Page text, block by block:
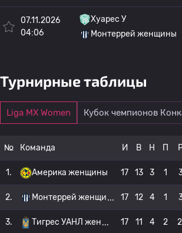
07.11.2026
04:06
Хуарес У
Монтеррей женщины
Турнирные таблицы
Liga MX Women Кубок чемпионов
№ Команда И В Н П
1. Америка женщины 17 13 3 1
2. Монтеррей женщи 17 12 4 1
3. Тигрес УАНЛ жен 17 11 4 2